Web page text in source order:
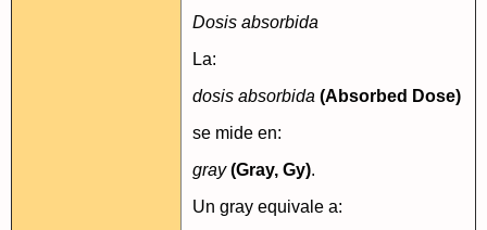
Dosis absorbida
La:
dosis absorbida (Absorbed Dose)
se mide en:
gray (Gray, Gy).
Un gray equivale a: